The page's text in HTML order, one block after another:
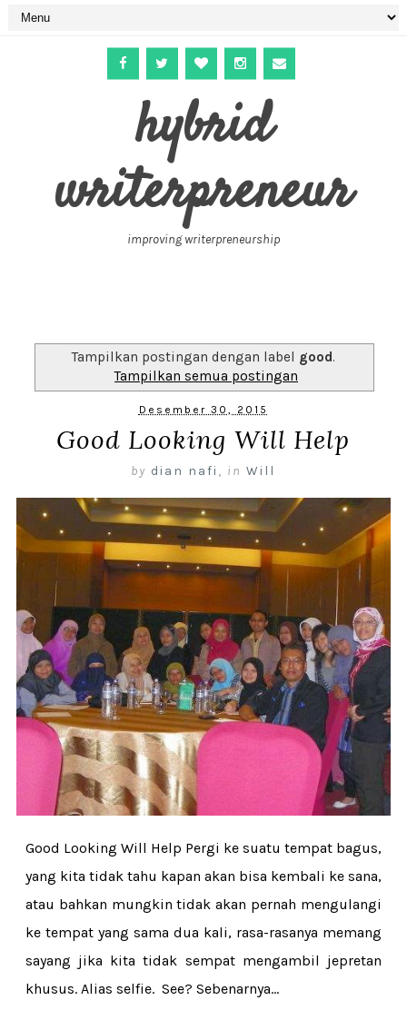
hybrid
writerpreneur
improving writerpreneurship
Tampilkan postingan dengan label good.
Tampilkan semua postingan
Desember 30, 2015
Good Looking Will Help
by dian nafi , in Will
Good Looking Will Help Pergi ke suatu tempat bagus,
yang kita tidak tahu kapan akan bisa kembali ke sana,
atau bahkan mungkin tidak akan pernah mengulangi
ke tempat yang sama dua kali, rasa-rasanya memang
sayang jika kita tidak sempat mengambil jepretan
khusus. Alias selfie. See? Sebenarnya...